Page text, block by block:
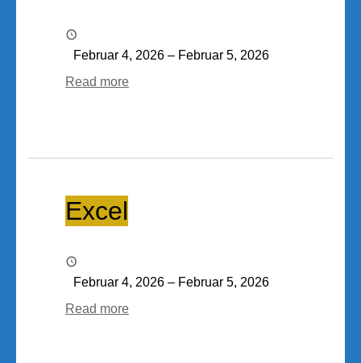
Februar 4, 2026 – Februar 5, 2026
Read more
Excel
Februar 4, 2026 – Februar 5, 2026
Read more